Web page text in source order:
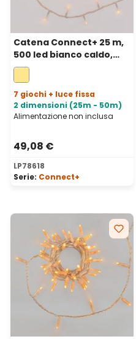
Catena Connect+ 25 m,
500 led bianco caldo,
cavo trasparente,
prolungabile
7 giochi + luce fissa
2 dimensioni (25m - 50m)
Alimentazione non inclusa
49,08 €
LP78618
Serie: Connect+